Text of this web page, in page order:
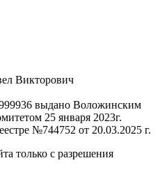
Викторович
выдано Воложинским
25 января 2023г.
№744752 от 20.03.2025 г.
только с разрешения